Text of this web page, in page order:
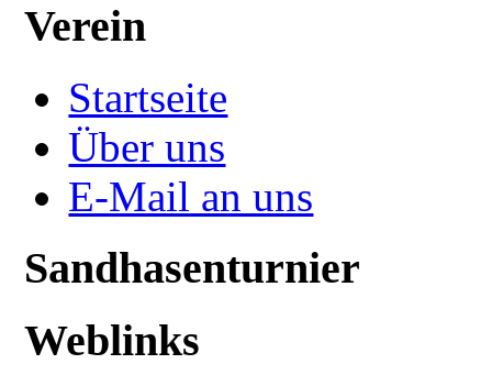
Verein
Startseite
Über uns
E-Mail an uns
Sandhasenturnier
Weblinks